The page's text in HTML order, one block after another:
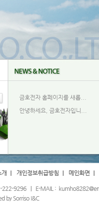
금호전자 홈페이지를 새롭...
안녕하세요, 금호전자입니...
메인화면
개인정보취급방침
개